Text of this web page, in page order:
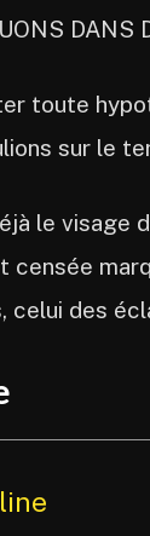
DANS
toute
sur le
le visage
censée
celui des